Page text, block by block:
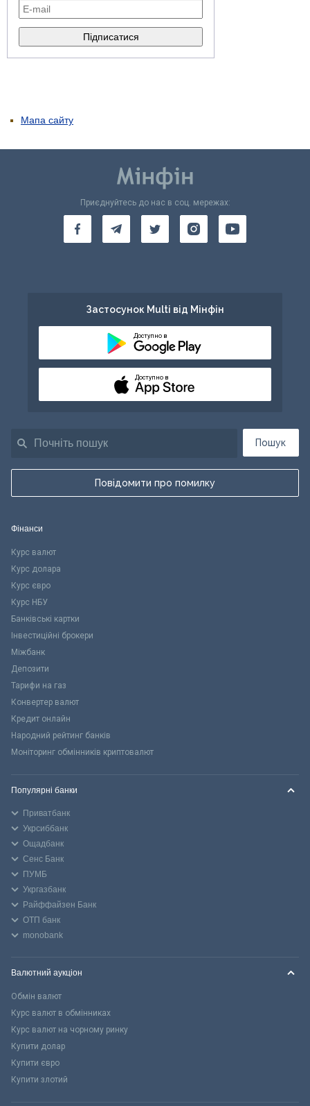
Мапа сайту
Пошук
Повідомити про помилку
Приєднуйтесь до нас в соц. мережах:
Застосунок Multi від Мінфін
Доступно в
Доступно в
Фінанси
Курс валют
Курс долара
Курс євро
Курс НБУ
Банківські картки
Інвестиційні брокери
Міжбанк
Депозити
Тарифи на газ
Конвертер валют
Кредит онлайн
Народний рейтинг банків
Моніторинг обмінників криптовалют
Популярні банки
Приватбанк
Укрсиббанк
Ощадбанк
Сенс Банк
ПУМБ
Укргазбанк
Райффайзен Банк
ОТП банк
monobank
Валютний аукціон
Обмін валют
Курс валют в обмінниках
Курс валют на чорному ринку
Купити долар
Купити євро
Купити злотий